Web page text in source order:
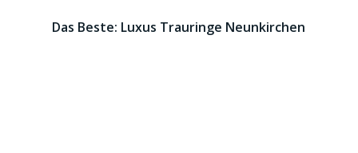
Das Beste: Luxus Trauringe Neunkirchen